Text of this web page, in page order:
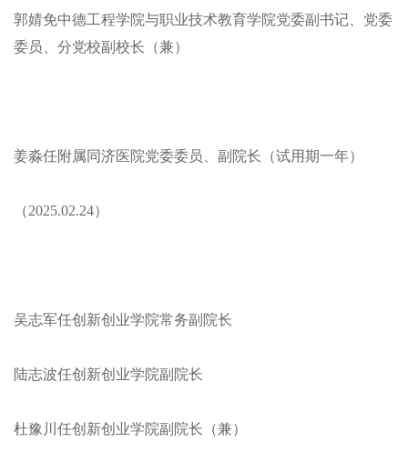
郭婧免中德工程学院与职业技术教育学院党委副书记、党委
委员、分党校副校长（兼）
姜淼任附属同济医院党委委员、副院长（试用期一年）
（2025.02.24）
吴志军任创新创业学院常务副院长
陆志波任创新创业学院副院长
杜豫川任创新创业学院副院长（兼）